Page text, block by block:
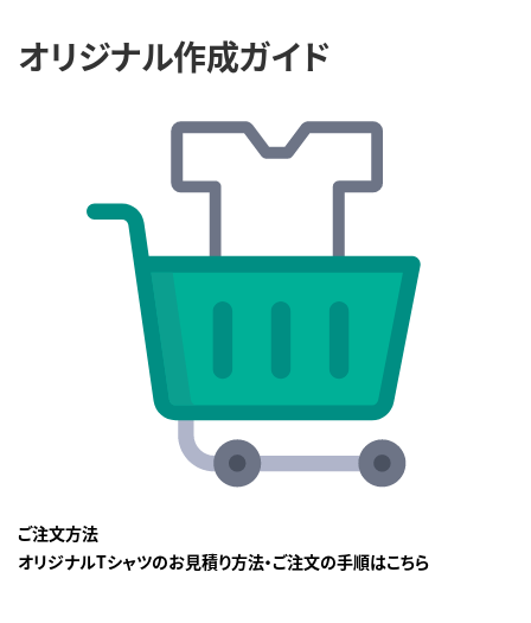
オリジナル作成ガイド
ご注文方法
オリジナルTシャツのお見積り方法・ご注文の手順はこちら